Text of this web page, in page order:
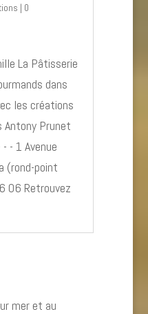
| 0
La Pâtisserie
dans
les créations
Prunet
- 1 Avenue
(rond-point
06 Retrouvez
mer et au